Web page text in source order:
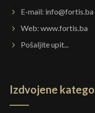
E-mail: info@fortis.ba
Web: www.fortis.ba
Pošaljite upit...
Izdvojene